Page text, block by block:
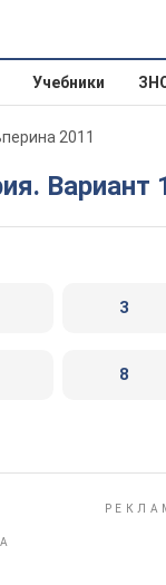
Учебники
2011
Вариант
3
8